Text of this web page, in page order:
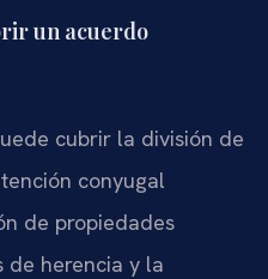
un acuerdo
cubrir la división de
conyugal
de propiedades
de herencia y la